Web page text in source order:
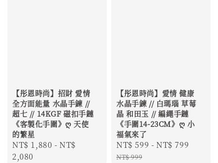
【彤恩時尚】招財 愛情
全方面能量 水晶手鍊 //
超七 // 14KGF 磁扣手鏈
《客製化手圍》ღ 天使
的繁星
Regular
price
NT$ 1,880 -NT$
2,080
【彤恩時尚】愛情 健康
水晶手鍊 // 白瑪瑙 草莓
晶 和田玉 // 編繩手鏈
《手圍14-23CM》ღ 小
福氣來了
Sale
price
NT$ 599 -NT$ 799
NT$ 999